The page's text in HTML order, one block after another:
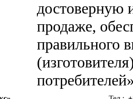
достоверную
продаже,
правильного